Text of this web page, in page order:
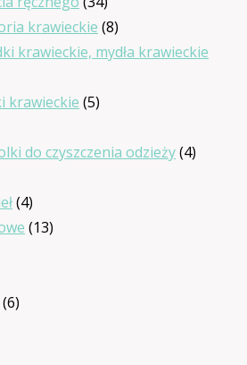
produkty
krawieckie 88
produktów
krawieckie, mydła krawieckie
krawieckie 55
do czyszczenia odzieży 44
44
produkty
1313
66